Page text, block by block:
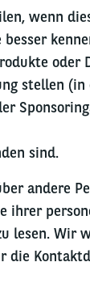
wenn
stellen
sind.
andere
ihrer
lesen. Wir